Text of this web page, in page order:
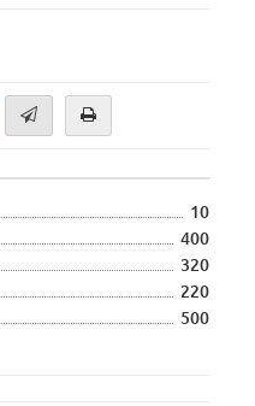
10
400
320
220
500